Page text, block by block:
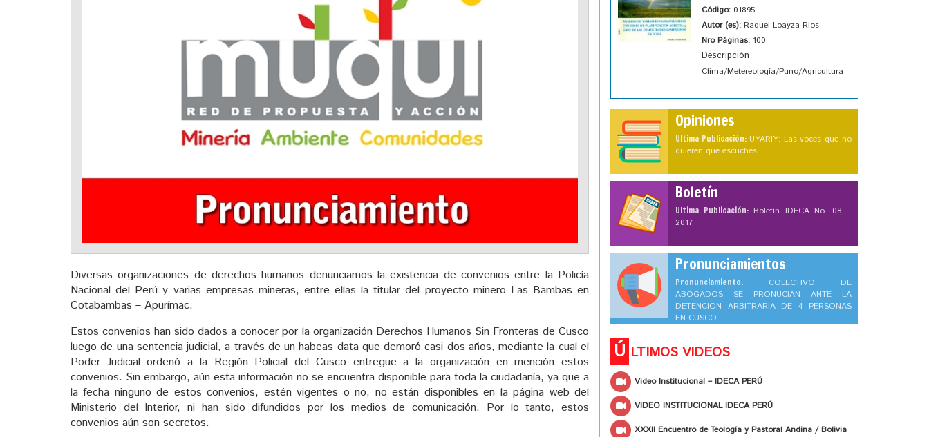
Diversas organizaciones de derechos humanos denunciamos la existencia de convenios entre la Policía
Nacional del Perú y varias empresas mineras, entre ellas la titular del proyecto minero Las Bambas en
Cotabambas – Apurímac.
Estos convenios han sido dados a conocer por la organización Derechos Humanos Sin Fronteras de Cusco
luego de una sentencia judicial, a través de un habeas data que demoró casi dos años, mediante la cual el
Poder Judicial ordenó a la Región Policial del Cusco entregue a la organización en mención estos
convenios. Sin embargo, aún esta información no se encuentra disponible para toda la ciudadanía, ya que a
la fecha ninguno de estos convenios, estén vigentes o no, no están disponibles en la página web del
Ministerio del Interior, ni han sido difundidos por los medios de comunicación. Por lo tanto, estos
convenios aún son secretos.
Código: 01895
Autor (es): Raquel Loayza Rios
Nro Páginas: 100
Descripción
Clima/Metereología/Puno/Agricultura
Opiniones
Ultima Publicación: UYARIY: Las voces que no
quieren que escuches
Boletín
Ultima Publicación: Boletín IDECA No. 08 –
2017
Pronunciamientos
Pronunciamiento: COLECTIVO DE
ABOGADOS SE PRONUCIAN ANTE LA
DETENCION ARBITRARIA DE 4 PERSONAS
EN CUSCO
Ú LTIMOS VIDEOS
Video Institucional – IDECA PERÚ
VIDEO INSTITUCIONAL IDECA PERÚ
XXXII Encuentro de Teología y Pastoral Andina / Bolivia